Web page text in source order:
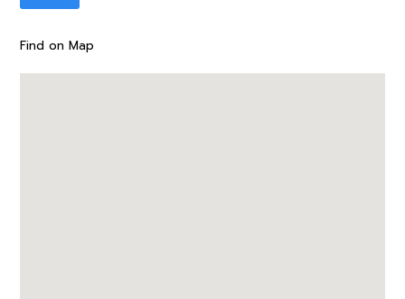
Find on Map